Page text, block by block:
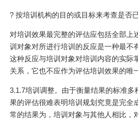
? 按培训机构的目的或目标来考查是否
对培训效果最完整的评估应包括全部上
训对象对所进行培训的反应是一种最不
这种反应与培训对象对培训内容的实际
关系，它也不应作为评估培训效果的唯
3.1.7培训调整。由于衡量结果的标准多
果的评估很难表明培训规划究竟是完全
常的结果为，培训对象与其他人相比，